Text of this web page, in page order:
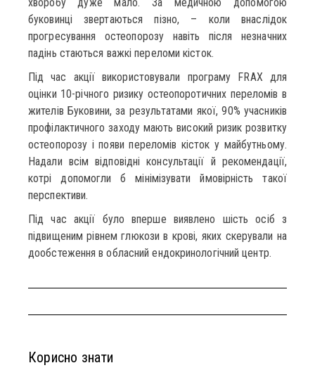
буковинці звертаються пізно, – коли внаслідок
прогресування остеопорозу навіть після незначних
падінь стаються важкі переломи кісток.
Під час акції використовували програму FRAX для
оцінки 10-річного ризику остеопоротичних переломів в
жителів Буковини, за результатами якої, 90% учасників
профілактичного заходу мають високий ризик розвитку
остеопорозу і появи переломів кісток у майбутньому.
Надали всім відповідні консультації й рекомендації,
котрі допомогли б мінімізувати ймовірність такої
перспективи.
Під час акції було вперше виявлено шість осіб з
підвищеним рівнем глюкози в крові, яких скерували на
дообстеження в обласний ендокринологічний центр.
Корисно знати